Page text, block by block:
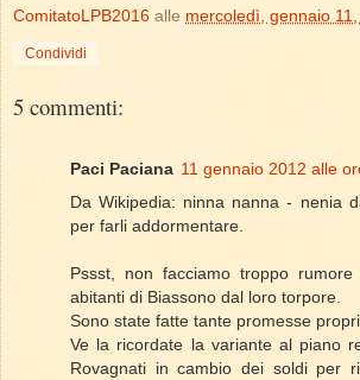
ComitatoLPB2016 alle mercoledì, gennaio
Condividi
5 commenti:
Paci Paciana 11 gennaio 2012 alle
Da Wikipedia: ninna nanna - nenia
per farli addormentare.
Pssst, non facciamo troppo
abitanti di Biassono dal loro torpore.
Sono state fatte tante promesse
Ve la ricordate la variante al piano
Rovagnati in cambio dei soldi per